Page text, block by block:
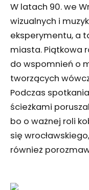
W latach 90. we
wizualnych i
eksperymentu, a
miasta. Piątkowa
do wspomnień o
tworzących
Podczas
ścieżkami
bo o ważnej roli
się
również